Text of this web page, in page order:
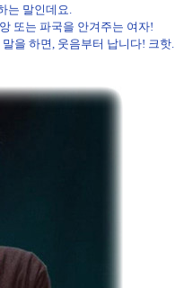
는 말인데요.
또는 파국을 안겨주는 여자!
을 하면, 웃음부터 납니다! 크핫.